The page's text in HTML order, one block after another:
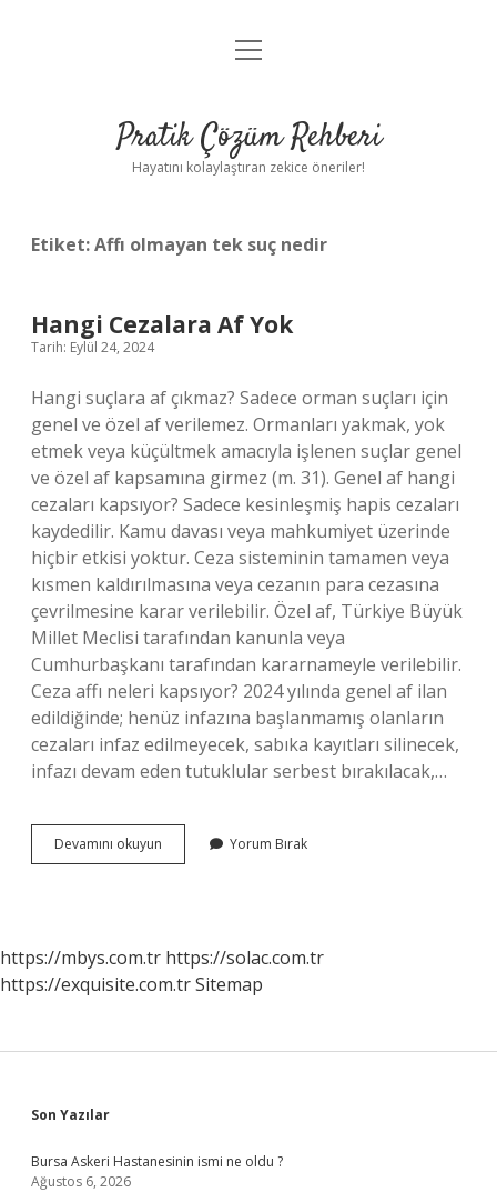
Anasayfa
Yasal Uyarı
menüyü
Pratik Çözüm Rehberi
Hayatını kolaylaştıran zekice öneriler!
Etiket:Affı olmayan tek suç nedir
Hangi Cezalara Af Yok
Tarih: Eylül 24, 2024
Hangi suçlara af çıkmaz? Sadece orman suçları için
genel ve özel af verilemez. Ormanları yakmak, yok
etmek veya küçültmek amacıyla işlenen suçlar genel
ve özel af kapsamına girmez (m. 31). Genel af hangi
cezaları kapsıyor? Sadece kesinleşmiş hapis cezaları
kaydedilir. Kamu davası veya mahkumiyet üzerinde
hiçbir etkisi yoktur. Ceza sisteminin tamamen veya
kısmen kaldırılmasına veya cezanın para cezasına
çevrilmesine karar verilebilir. Özel af, Türkiye Büyük
Millet Meclisi tarafından kanunla veya
Cumhurbaşkanı tarafından kararnameyle verilebilir.
Ceza affı neleri kapsıyor? 2024 yılında genel af ilan
edildiğinde; henüz infazına başlanmamış olanların
cezaları infaz edilmeyecek, sabıka kayıtları silinecek,
infazı devam eden tutuklular serbest bırakılacak,…
Devamını okuyun
Cezalara
Yorum Bırak
https://mbys.com.tr https://solac.com.tr
https://exquisite.com.trSitemap
Sidebar
Son Yazılar
Bursa Askeri Hastanesinin ismi ne oldu ?
Ağustos 6, 2026